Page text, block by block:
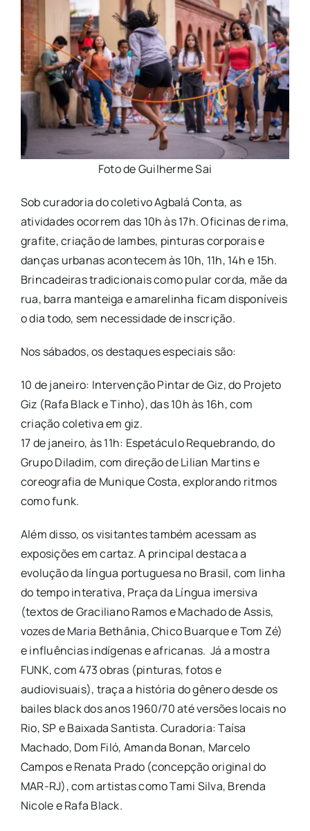
Foto de Guilherme Sai
Sob curadoria do coletivo Agbalá Conta, as
atividades ocorrem das 10h às 17h. Oficinas de rima,
grafite, criação de lambes, pinturas corporais e
danças urbanas acontecem às 10h, 11h, 14h e 15h.
Brincadeiras tradicionais como pular corda, mãe da
rua, barra manteiga e amarelinha ficam disponíveis
o dia todo, sem necessidade de inscrição.
Nos sábados, os destaques especiais são:
10 de janeiro: Intervenção Pintar de Giz, do Projeto
Giz (Rafa Black e Tinho), das 10h às 16h, com
criação coletiva em giz.
17 de janeiro, às 11h: Espetáculo Requebrando, do
Grupo Diladim, com direção de Lilian Martins e
coreografia de Munique Costa, explorando ritmos
como funk.
Além disso, os visitantes também acessam as
exposições em cartaz. A principal destaca a
evolução da língua portuguesa no Brasil, com linha
do tempo interativa, Praça da Língua imersiva
(textos de Graciliano Ramos e Machado de Assis,
vozes de Maria Bethânia, Chico Buarque e Tom Zé)
e influências indígenas e africanas. Já a mostra
FUNK, com 473 obras (pinturas, fotos e
audiovisuais), traça a história do gênero desde os
bailes black dos anos 1960/70 até versões locais no
Rio, SP e Baixada Santista. Curadoria: Taísa
Machado, Dom Filó, Amanda Bonan, Marcelo
Campos e Renata Prado (concepção original do
MAR-RJ), com artistas como Tami Silva, Brenda
Nicole e Rafa Black.